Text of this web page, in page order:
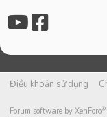
Điều khoản sử dụng
Forum software by XenForo®